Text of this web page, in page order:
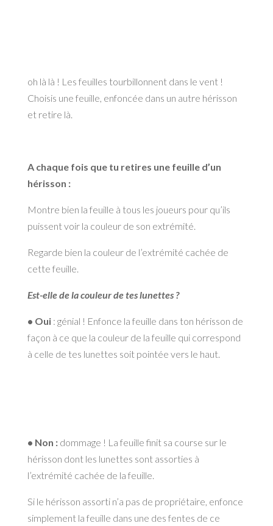
oh là là ! Les feuilles tourbillonnent dans le vent !
Choisis une feuille, enfoncée dans un autre hérisson
et retire là.
A chaque fois que tu retires une feuille d’un
hérisson :
Montre bien la feuille à tous les joueurs pour qu’ils
puissent voir la couleur de son extrémité.
Regarde bien la couleur de l’extrémité cachée de
cette feuille.
Est-elle de la couleur de tes lunettes ?
• Oui: génial ! Enfonce la feuille dans ton hérisson de
façon à ce que la couleur de la feuille qui correspond
à celle de tes lunettes soit pointée vers le haut.
• Non :dommage ! La feuille finit sa course sur le
hérisson dont les lunettes sont assorties à
l’extrémité cachée de la feuille.
Si le hérisson assorti n’a pas de propriétaire, enfonce
simplement la feuille dans une des fentes de ce